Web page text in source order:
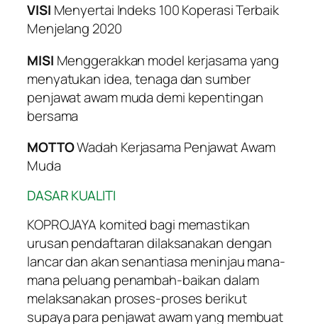
VISI Menyertai Indeks 100 Koperasi Terbaik
Menjelang 2020
MISI Menggerakkan model kerjasama yang
menyatukan idea, tenaga dan sumber
penjawat awam muda demi kepentingan
bersama
MOTTOWadah Kerjasama Penjawat Awam
Muda
DASAR KUALITI
KOPROJAYA komited bagi memastikan
urusan pendaftaran dilaksanakan dengan
lancar dan akan senantiasa meninjau mana-
mana peluang penambah-baikan dalam
melaksanakan proses-proses berikut
supaya para penjawat awam yang membuat